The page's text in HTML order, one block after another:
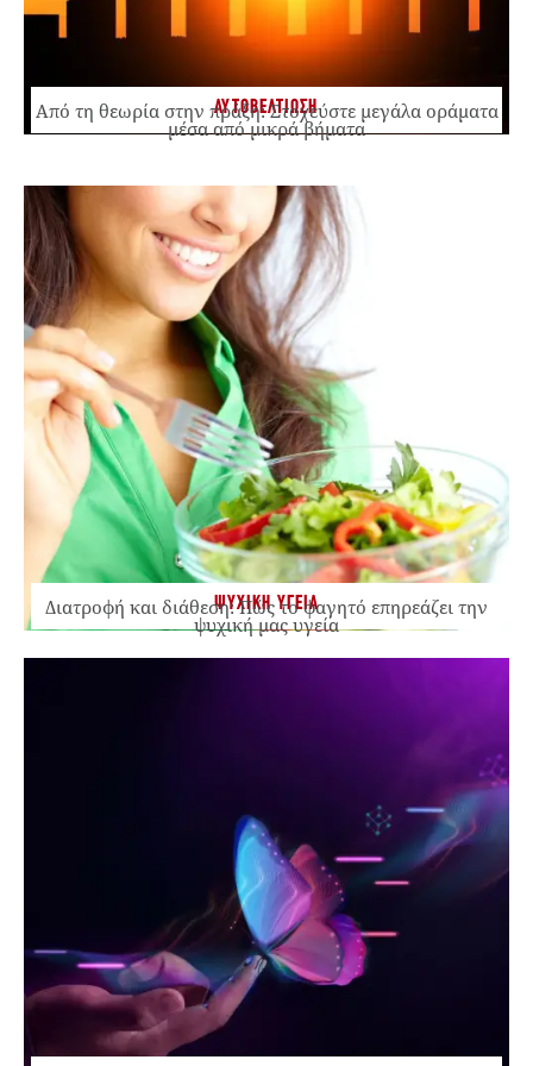
ΑΥΤΟΒΕΛΤΙΩΣΗ
Από τη θεωρία στην πράξη: Στοχεύστε μεγάλα οράματα
μέσα από μικρά βήματα
ΨΥΧΙΚΗ ΥΓΕΙΑ
Διατροφή και διάθεση: Πώς το φαγητό επηρεάζει την
ψυχική μας υγεία